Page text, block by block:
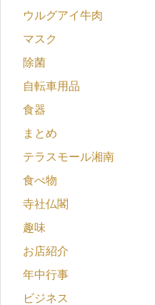
ウルグアイ牛肉
マスク
除菌
自転車用品
食器
まとめ
テラスモール湘南
食べ物
寺社仏閣
趣味
お店紹介
年中行事
ビジネス